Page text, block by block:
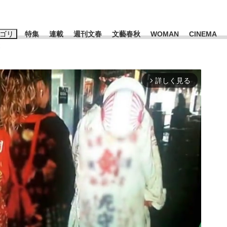
リ
明かした日本代表監督に... 「最悪の空気のまま解散
特集 連載 週刊文春 文藝春秋 WOMAN CINEMA
ワードタグ一覧
凌輝 #高市早苗 #後藤真希 #森岡毅 #城彰二
#内田有紀
亀和田武
arrow_forward_ios 詳しく見る